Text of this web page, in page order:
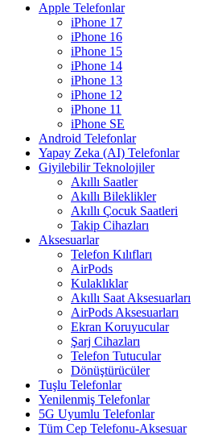
Apple Telefonlar
iPhone 17
iPhone 16
iPhone 15
iPhone 14
iPhone 13
iPhone 12
iPhone 11
iPhone SE
Android Telefonlar
Yapay Zeka (AI) Telefonlar
Giyilebilir Teknolojiler
Akıllı Saatler
Akıllı Bileklikler
Akıllı Çocuk Saatleri
Takip Cihazları
Aksesuarlar
Telefon Kılıfları
AirPods
Kulaklıklar
Akıllı Saat Aksesuarları
AirPods Aksesuarları
Ekran Koruyucular
Şarj Cihazları
Telefon Tutucular
Dönüştürücüler
Tuşlu Telefonlar
Yenilenmiş Telefonlar
5G Uyumlu Telefonlar
Tüm Cep Telefonu-Aksesuar